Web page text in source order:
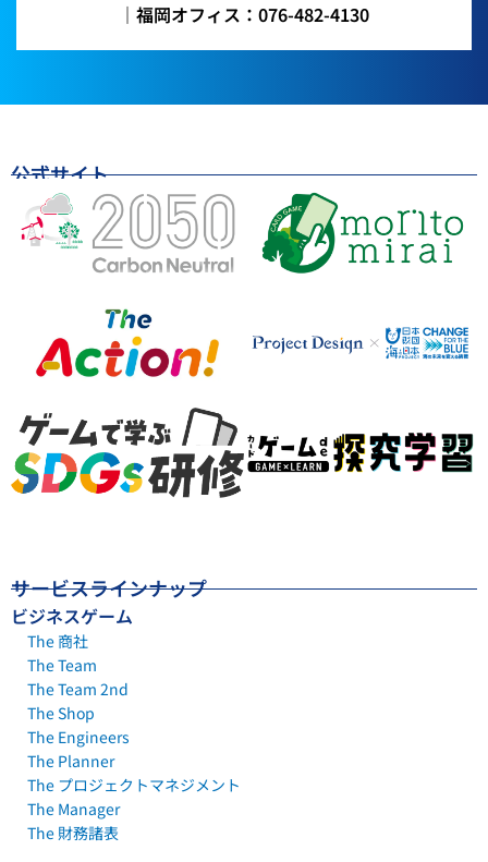
｜福岡オフィス：076-482-4130
公式サイト
サービスラインナップ
ビジネスゲーム
The 商社
The Team
The Team 2nd
The Shop
The Engineers
The Planner
The プロジェクトマネジメント
The Manager
The 財務諸表